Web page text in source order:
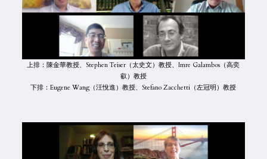
上排：陳金華教授、Stephen Teiser（太史文）教授、Imre Galambos（高奕
叡）教授
下排：Eugene Wang（汪悅進）教授、Stefano Zacchetti（左冠明）教授